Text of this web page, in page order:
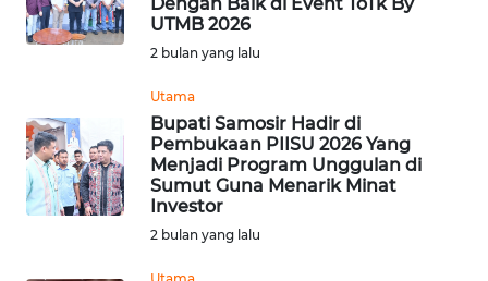
UTMB 2026
2 bulan yang lalu
Utama
Bupati Samosir Hadir di
Pembukaan PIISU 2026 Yang
Menjadi Program Unggulan di
Sumut Guna Menarik Minat
Investor
2 bulan yang lalu
INDRAMAYU
WN
MAJALENGKA